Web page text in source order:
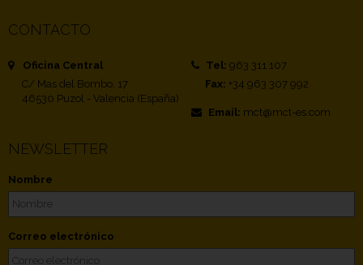
CONTACTO
Oficina Central
C/ Mas del Bombo, 17
46530 Puzol - Valencia (España)
Tel: 963 311 107
Fax: +34 963 307 992
Email: mct@mct-es.com
NEWSLETTER
Nombre
Correo electrónico